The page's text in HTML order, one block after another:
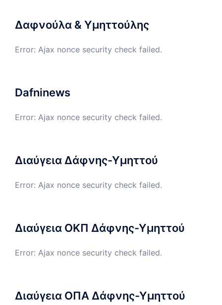
Δαφνούλα & Υμηττούλης
Error: Ajax nonce security check failed.
Dafninews
Error: Ajax nonce security check failed.
Διαύγεια Δάφνης-Υμηττού
Error: Ajax nonce security check failed.
Διαύγεια ΟΚΠ Δάφνης-Υμηττού
Error: Ajax nonce security check failed.
Διαύγεια ΟΠΑ Δάφνης-Υμηττού